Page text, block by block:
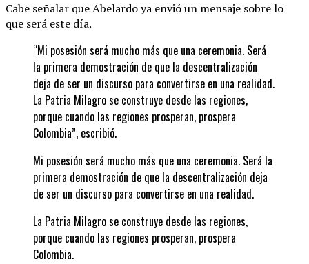
Cabe señalar que Abelardo ya envió un mensaje sobre lo
que será este día.
“Mi posesión será mucho más que una ceremonia. Será
la primera demostración de que la descentralización
deja de ser un discurso para convertirse en una realidad.
La Patria Milagro se construye desde las regiones,
porque cuando las regiones prosperan, prospera
Colombia”, escribió.
Mi posesión será mucho más que una ceremonia. Será la
primera demostración de que la descentralización deja
de ser un discurso para convertirse en una realidad.
La Patria Milagro se construye desde las regiones,
porque cuando las regiones prosperan, prospera
Colombia.